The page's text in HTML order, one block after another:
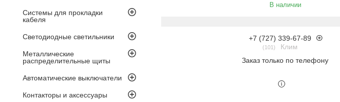
Системы для прокладки
кабеля
Светодиодные светильники
Металлические
распределительные щиты
Автоматические выключатели
Контакторы и аксессуары
В наличии
+7 (727) 339-67-89
101
Клим
Заказ только по телефону